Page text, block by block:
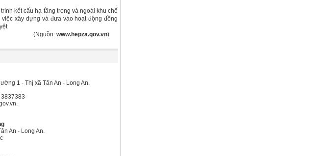
kết cấu hạ tầng trong và ngoài khu chế
xây dựng và đưa vào hoạt động đồng
www.hepza.gov.vn)
1 - Thị xã Tân An - Long An.
.
An - Long An.